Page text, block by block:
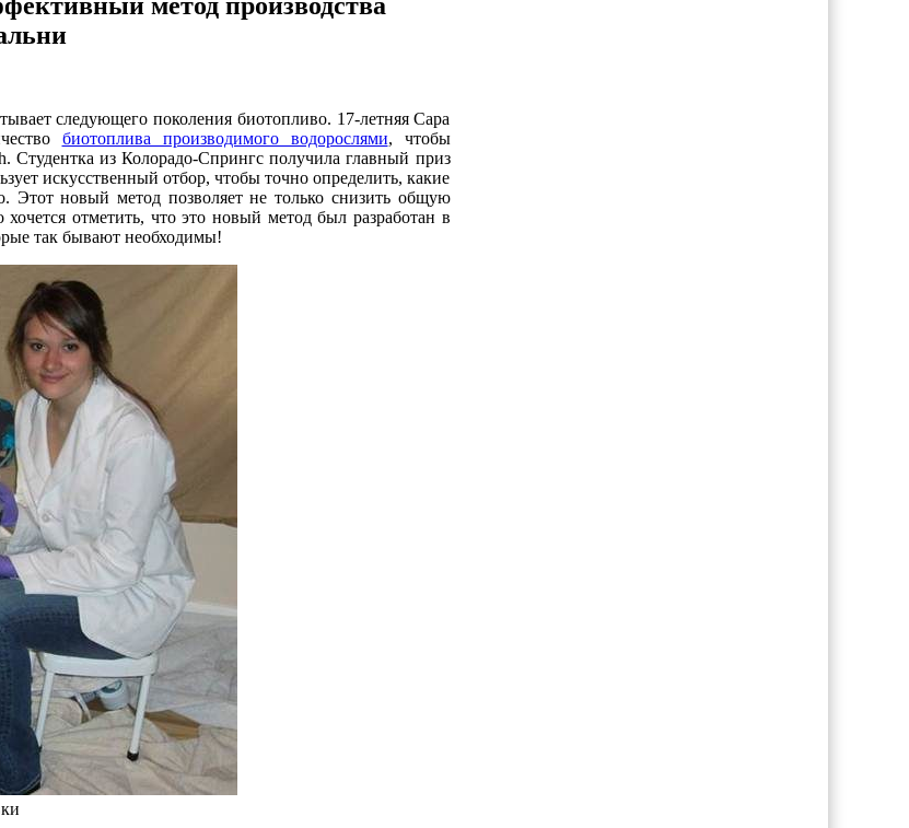
следующего поколения биотопливо. 17-летняя Сара
биотоплива производимого водорослями, чтобы
Студентка из Колорадо-Спрингс получила главный приз
искусственный отбор, чтобы точно определить, какие
Этот новый метод позволяет не только снизить общую
отметить, что это новый метод был разработан в
так бывают необходимы!